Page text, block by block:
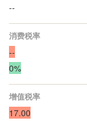
--
消费税率
--
0%
增值税率
17.00